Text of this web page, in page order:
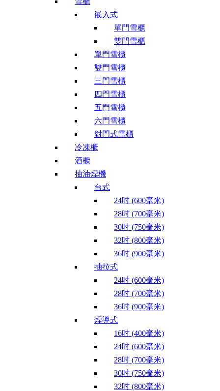
嵌入式
單門雪櫃
雙門雪櫃
單門雪櫃
雙門雪櫃
三門雪櫃
四門雪櫃
五門雪櫃
六門雪櫃
對門式雪櫃
冷凍櫃
酒櫃
抽油煙機
台式
24吋 (600毫米)
28吋 (700毫米)
30吋 (750毫米)
32吋 (800毫米)
36吋 (900毫米)
抽拉式
24吋 (600毫米)
28吋 (700毫米)
36吋 (900毫米)
煙導式
16吋 (400毫米)
24吋 (600毫米)
28吋 (700毫米)
30吋 (750毫米)
32吋 (800毫米)